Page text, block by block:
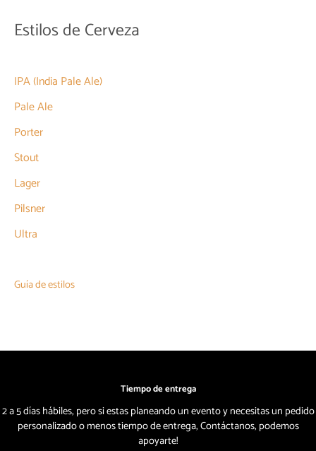
Estilos de Cerveza
IPA (India Pale Ale)
Pale Ale
Porter
Stout
Lager
Pilsner
Ultra
Guía de estilos
Tiempo de entrega
2 a 5 días hábiles, pero si estas planeando un evento y necesitas un pedido
personalizado o menos tiempo de entrega, Contáctanos, podemos
apoyarte!